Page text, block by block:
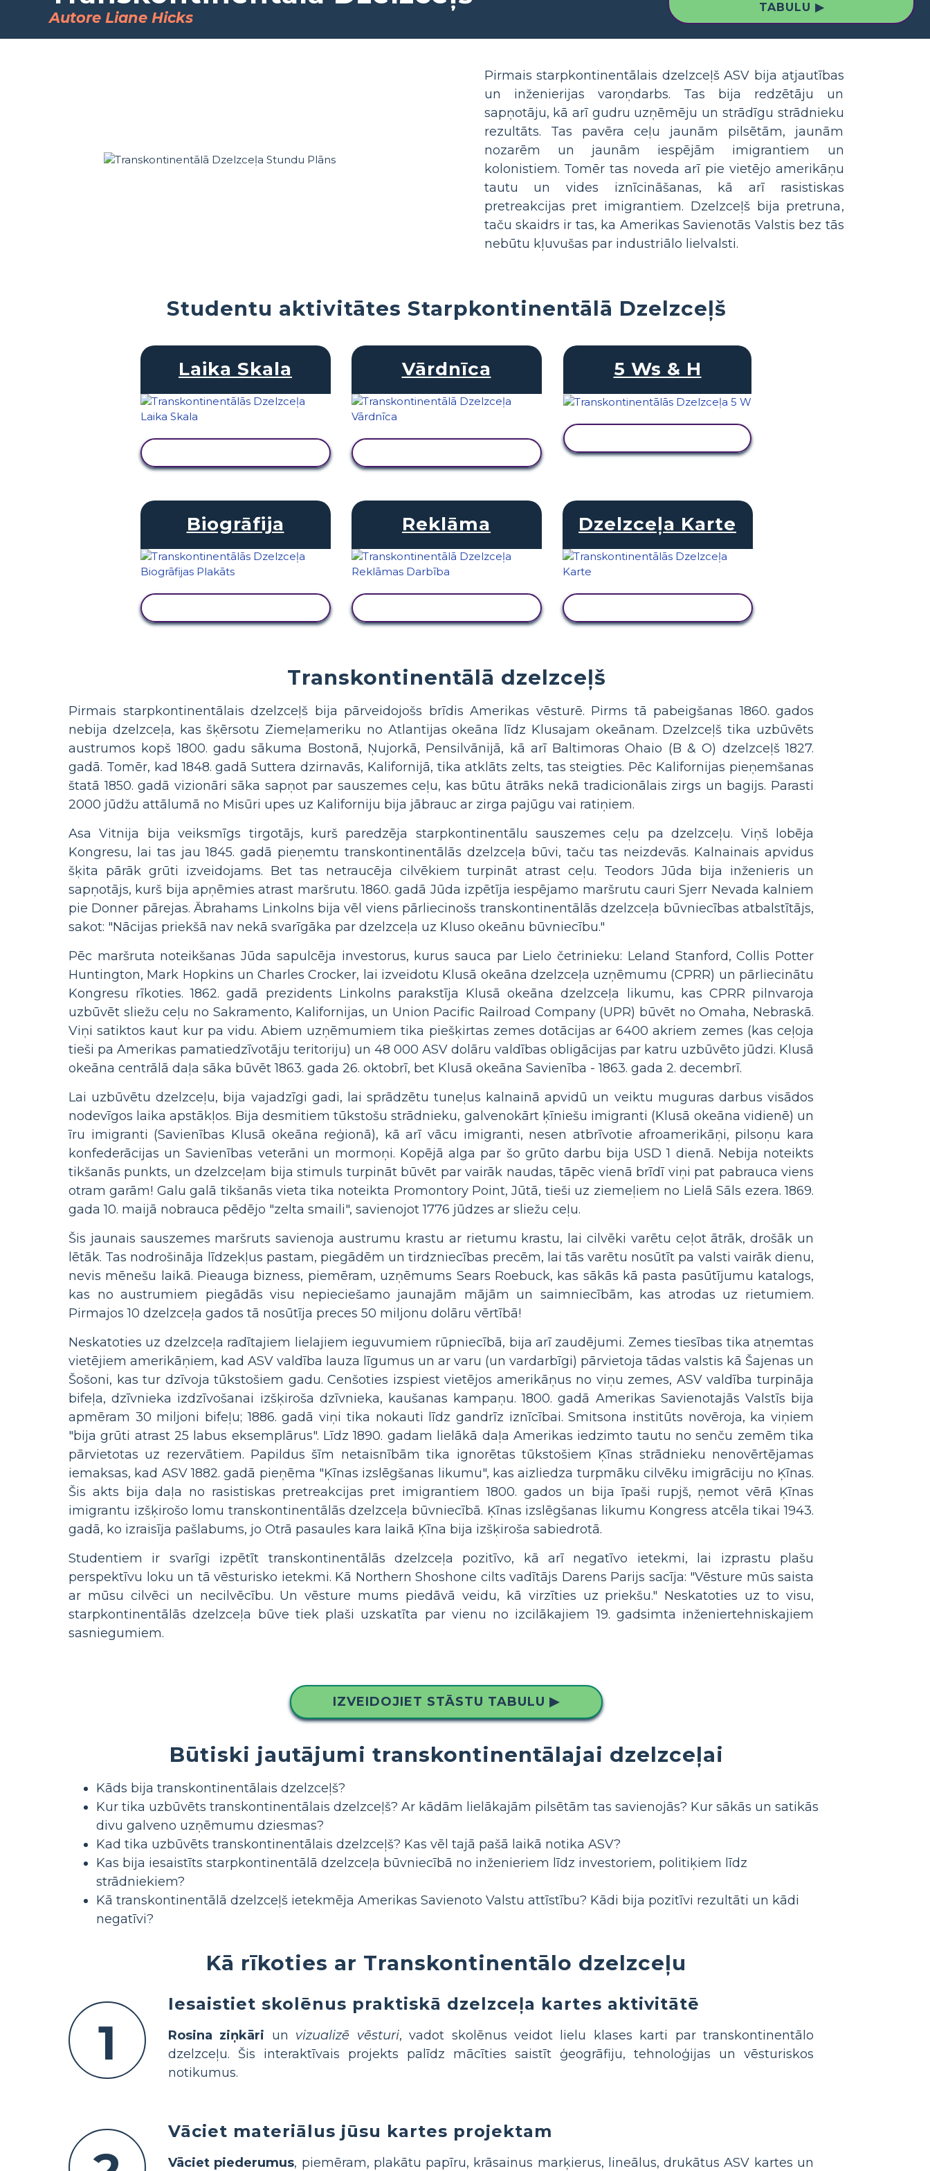
Autore Liane Hicks
TABULU ▶
Pirmais starpkontinentālais dzelzceļš ASV bija atjautības
un inženierijas varoņdarbs. Tas bija redzētāju un
sapņotāju, kā arī gudru uzņēmēju un strādīgu strādnieku
rezultāts. Tas pavēra ceļu jaunām pilsētām, jaunām
nozarēm un jaunām iespējām imigrantiem un
kolonistiem. Tomēr tas noveda arī pie vietējo amerikāņu
tautu un vides iznīcināšanas, kā arī rasistiskas
pretreakcijas pret imigrantiem. Dzelzceļš bija pretruna,
taču skaidrs ir tas, ka Amerikas Savienotās Valstis bez tās
nebūtu kļuvušas par industriālo lielvalsti.
Studentu aktivitātes Starpkontinentālā Dzelzceļš
Laika Skala Vārdnīca 5 Ws & H
Biogrāfija Reklāma Dzelzceļa Karte
Transkontinentālā dzelzceļš
Pirmais starpkontinentālais dzelzceļš bija pārveidojošs brīdis Amerikas vēsturē. Pirms tā pabeigšanas 1860. gados
nebija dzelzceļa, kas šķērsotu Ziemeļameriku no Atlantijas okeāna līdz Klusajam okeānam. Dzelzceļš tika uzbūvēts
austrumos kopš 1800. gadu sākuma Bostonā, Ņujorkā, Pensilvānijā, kā arī Baltimoras Ohaio (B & O) dzelzceļš 1827.
gadā. Tomēr, kad 1848. gadā Suttera dzirnavās, Kalifornijā, tika atklāts zelts, tas steigties. Pēc Kalifornijas pieņemšanas
štatā 1850. gadā vizionāri sāka sapņot par sauszemes ceļu, kas būtu ātrāks nekā tradicionālais zirgs un bagijs. Parasti
2000 jūdžu attālumā no Misūri upes uz Kaliforniju bija jābrauc ar zirga pajūgu vai ratiņiem.
Asa Vitnija bija veiksmīgs tirgotājs, kurš paredzēja starpkontinentālu sauszemes ceļu pa dzelzceļu. Viņš lobēja
Kongresu, lai tas jau 1845. gadā pieņemtu transkontinentālās dzelzceļa būvi, taču tas neizdevās. Kalnainais apvidus
šķita pārāk grūti izveidojams. Bet tas netraucēja cilvēkiem turpināt atrast ceļu. Teodors Jūda bija inženieris un
sapņotājs, kurš bija apņēmies atrast maršrutu. 1860. gadā Jūda izpētīja iespējamo maršrutu cauri Sjerr Nevada kalniem
pie Donner pārejas. Ābrahams Linkolns bija vēl viens pārliecinošs transkontinentālās dzelzceļa būvniecības atbalstītājs,
sakot: "Nācijas priekšā nav nekā svarīgāka par dzelzceļa uz Kluso okeānu būvniecību."
Pēc maršruta noteikšanas Jūda sapulcēja investorus, kurus sauca par Lielo četrinieku: Leland Stanford, Collis Potter
Huntington, Mark Hopkins un Charles Crocker, lai izveidotu Klusā okeāna dzelzceļa uzņēmumu (CPRR) un pārliecinātu
Kongresu rīkoties. 1862. gadā prezidents Linkolns parakstīja Klusā okeāna dzelzceļa likumu, kas CPRR pilnvaroja
uzbūvēt sliežu ceļu no Sakramento, Kalifornijas, un Union Pacific Railroad Company (UPR) būvēt no Omaha, Nebraskā.
Viņi satiktos kaut kur pa vidu. Abiem uzņēmumiem tika piešķirtas zemes dotācijas ar 6400 akriem zemes (kas ceļoja
tieši pa Amerikas pamatiedzīvotāju teritoriju) un 48 000 ASV dolāru valdības obligācijas par katru uzbūvēto jūdzi. Klusā
okeāna centrālā daļa sāka būvēt 1863. gada 26. oktobrī, bet Klusā okeāna Savienība - 1863. gada 2. decembrī.
Lai uzbūvētu dzelzceļu, bija vajadzīgi gadi, lai sprādzētu tuneļus kalnainā apvidū un veiktu muguras darbus visādos
nodevīgos laika apstākļos. Bija desmitiem tūkstošu strādnieku, galvenokārt ķīniešu imigranti (Klusā okeāna vidienē) un
īru imigranti (Savienības Klusā okeāna reģionā), kā arī vācu imigranti, nesen atbrīvotie afroamerikāņi, pilsoņu kara
konfederācijas un Savienības veterāni un mormoņi. Kopējā alga par šo grūto darbu bija USD 1 dienā. Nebija noteikts
tikšanās punkts, un dzelzceļam bija stimuls turpināt būvēt par vairāk naudas, tāpēc vienā brīdī viņi pat pabrauca viens
otram garām! Galu galā tikšanās vieta tika noteikta Promontory Point, Jūtā, tieši uz ziemeļiem no Lielā Sāls ezera. 1869.
gada 10. maijā nobrauca pēdējo "zelta smaili", savienojot 1776 jūdzes ar sliežu ceļu.
Šis jaunais sauszemes maršruts savienoja austrumu krastu ar rietumu krastu, lai cilvēki varētu ceļot ātrāk, drošāk un
lētāk. Tas nodrošināja līdzekļus pastam, piegādēm un tirdzniecības precēm, lai tās varētu nosūtīt pa valsti vairāk dienu,
nevis mēnešu laikā. Pieauga bizness, piemēram, uzņēmums Sears Roebuck, kas sākās kā pasta pasūtījumu katalogs,
kas no austrumiem piegādās visu nepieciešamo jaunajām mājām un saimniecībām, kas atrodas uz rietumiem.
Pirmajos 10 dzelzceļa gados tā nosūtīja preces 50 miljonu dolāru vērtībā!
Neskatoties uz dzelzceļa radītajiem lielajiem ieguvumiem rūpniecībā, bija arī zaudējumi. Zemes tiesības tika atņemtas
vietējiem amerikāņiem, kad ASV valdība lauza līgumus un ar varu (un vardarbīgi) pārvietoja tādas valstis kā Šajenas un
Šošoni, kas tur dzīvoja tūkstošiem gadu. Cenšoties izspiest vietējos amerikāņus no viņu zemes, ASV valdība turpināja
bifeļa, dzīvnieka izdzīvošanai izšķiroša dzīvnieka, kaušanas kampaņu. 1800. gadā Amerikas Savienotajās Valstīs bija
apmēram 30 miljoni bifeļu; 1886. gadā viņi tika nokauti līdz gandrīz iznīcībai. Smitsona institūts novēroja, ka viņiem
"bija grūti atrast 25 labus eksemplārus". Līdz 1890. gadam lielākā daļa Amerikas iedzimto tautu no senču zemēm tika
pārvietotas uz rezervātiem. Papildus šīm netaisnībām tika ignorētas tūkstošiem Ķīnas strādnieku nenovērtējamas
iemaksas, kad ASV 1882. gadā pieņēma "Ķīnas izslēgšanas likumu", kas aizliedza turpmāku cilvēku imigrāciju no Ķīnas.
Šis akts bija daļa no rasistiskas pretreakcijas pret imigrantiem 1800. gados un bija īpaši rupjš, ņemot vērā Ķīnas
imigrantu izšķirošo lomu transkontinentālās dzelzceļa būvniecībā. Ķīnas izslēgšanas likumu Kongress atcēla tikai 1943.
gadā, ko izraisīja pašlabums, jo Otrā pasaules kara laikā Ķīna bija izšķiroša sabiedrotā.
Studentiem ir svarīgi izpētīt transkontinentālās dzelzceļa pozitīvo, kā arī negatīvo ietekmi, lai izprastu plašu
perspektīvu loku un tā vēsturisko ietekmi. Kā Northern Shoshone cilts vadītājs Darens Parijs sacīja: "Vēsture mūs saista
ar mūsu cilvēci un necilvēcību. Un vēsture mums piedāvā veidu, kā virzīties uz priekšu." Neskatoties uz to visu,
starpkontinentālās dzelzceļa būve tiek plaši uzskatīta par vienu no izcilākajiem 19. gadsimta inženiertehniskajiem
sasniegumiem.
IZVEIDOJIET STĀSTU TABULU ▶
Būtiski jautājumi transkontinentālajai dzelzceļai
Kāds bija transkontinentālais dzelzceļš?
Kur tika uzbūvēts transkontinentālais dzelzceļš? Ar kādām lielākajām pilsētām tas savienojās? Kur sākās un satikās
divu galveno uzņēmumu dziesmas?
Kad tika uzbūvēts transkontinentālais dzelzceļš? Kas vēl tajā pašā laikā notika ASV?
Kas bija iesaistīts starpkontinentālā dzelzceļa būvniecībā no inženieriem līdz investoriem, politiķiem līdz
strādniekiem?
Kā transkontinentālā dzelzceļš ietekmēja Amerikas Savienoto Valstu attīstību? Kādi bija pozitīvi rezultāti un kādi
negatīvi?
Kā rīkoties ar Transkontinentālo dzelzceļu
1
Iesaistiet skolēnus praktiskā dzelzceļa kartes aktivitātē
Rosina ziņkāri un vizualizē vēsturi, vadot skolēnus veidot lielu klases karti par transkontinentālo
dzelzceļu. Šis interaktīvais projekts palīdz mācīties saistīt ģeogrāfiju, tehnoloģijas un vēsturiskos
notikumus.
Vāciet materiālus jūsu kartes projektam
Vāciet piederumus, piemēram, plakātu papīru, krāsainus marķierus, lineālus, drukātus ASV kartes un